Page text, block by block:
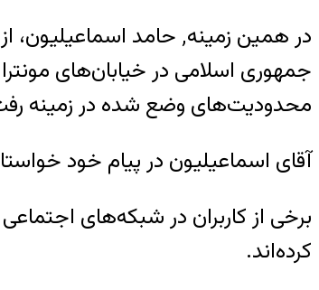
جمهوری اسلامی در خیابان‌های
محدودیت‌های وضع شده در زمینه
آقای اسماعیلیون در پیام خود
برخی از کاربران در شبکه‌‌های
کرده‌اند.